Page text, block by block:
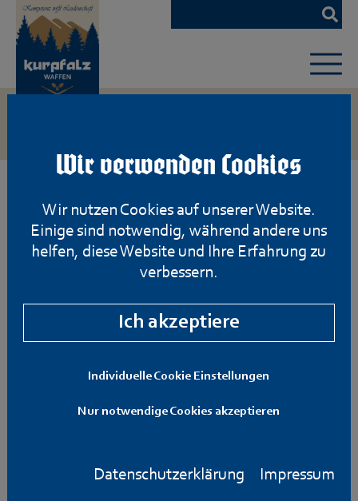
Wir verwenden Cookies
Wir nutzen Cookies auf unserer Website.
Einige sind notwendig, während andere uns
helfen, diese Website und Ihre Erfahrung zu
verbessern.
Ich akzeptiere
Individuelle Cookie Einstellungen
Nur notwendige Cookies akzeptieren
Datenschutzerklärung Impressum
Zum
Hauptinhalt
springen